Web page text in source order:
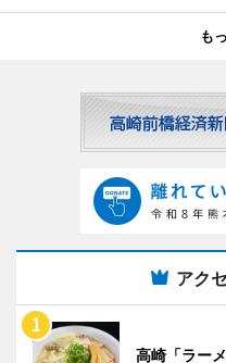
も
アク
高崎「ラー